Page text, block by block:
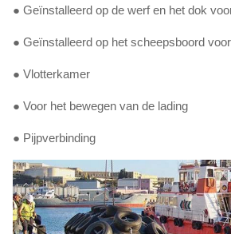
● Geïnstalleerd op de werf en het dok
● Geïnstalleerd op het scheepsboord
● Vlotterkamer
● Voor het bewegen van de lading
● Pijpverbinding